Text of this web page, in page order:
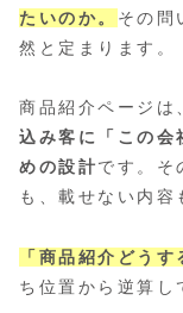
たいのか。 その問
然と定まります。
商品紹介ページは
込み客に「この会
めの設計です。そ
も、載せない内容
「商品紹介どう
ち位置から逆算し